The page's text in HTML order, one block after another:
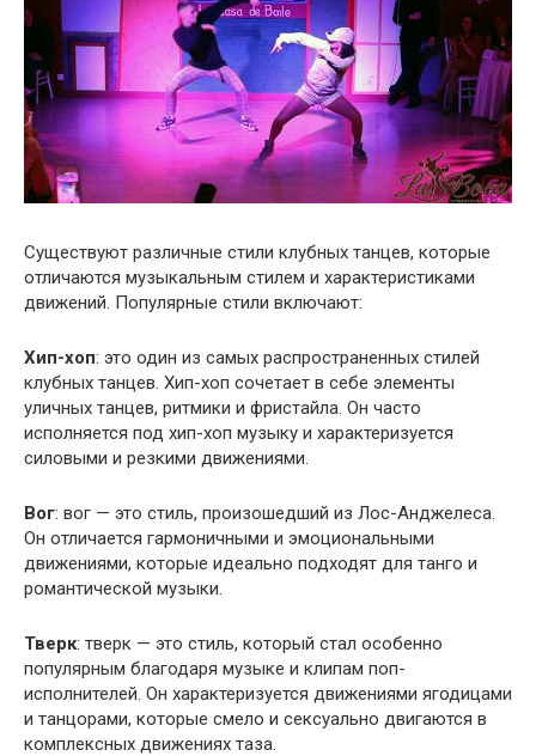
Существуют различные стили клубных танцев, которые
отличаются музыкальным стилем и характеристиками
движений. Популярные стили включают:
Хип-хоп: это один из самых распространенных стилей
клубных танцев. Хип-хоп сочетает в себе элементы
уличных танцев, ритмики и фристайла. Он часто
исполняется под хип-хоп музыку и характеризуется
силовыми и резкими движениями.
Вог: вог — это стиль, произошедший из Лос-Анджелеса.
Он отличается гармоничными и эмоциональными
движениями, которые идеально подходят для танго и
романтической музыки.
Тверк: тверк — это стиль, который стал особенно
популярным благодаря музыке и клипам поп-
исполнителей. Он характеризуется движениями ягодицами
и танцорами, которые смело и сексуально двигаются в
комплексных движениях таза.